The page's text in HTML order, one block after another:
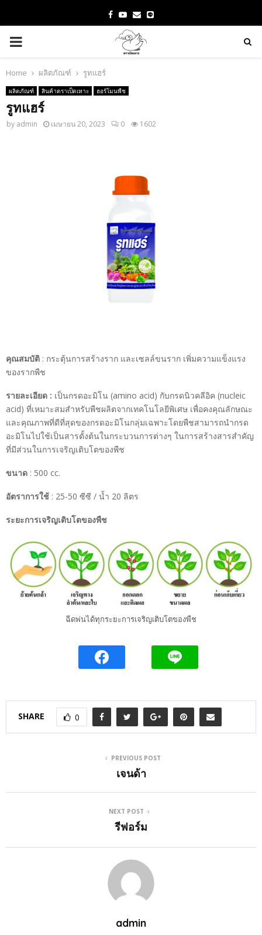
Facebook
Youtube
Email
PRIMARY
MENU
Home ผลิตภัณฑ์ รูทแฮร์
ผลิตภัณฑ์ สินค้าตราเป็ดเหาะ ฮอร์โมนพืช
รูทแฮร์
by admin เมษายน 20, 2023 0 1602
คุณสมบัติ : กระตุ้นการสร้างราก และเซลล์ขนราก เพิ่มความแข็งแรง
ของรากพืช
รายละเอียด : เป็นกรดอะมิโน (amino acid) กับกรดนิวคลีอิค (nucleic
acid) ที่เหมาะสมสำหรับพืชผลิตจากเทคโนโลยีพิเศษ เพื่อคงคุณลักษณะ
และคุณภาพที่ดีที่สุดของกรดอะมิโนกลุ่มเฉพาะโดยพืชสามารถนำกรด
อะมิโนไปใช้เป็นสารตั้งต้นในกระบวนการต่างๆ ในการสร้างสารสำคัญ
ที่มีส่วนในการเจริญเติบโตของพืช
ขนาด : 500 cc.
อัตราการใช้ : 25-50 ซีซี / น้ำ 20 ลิตร
ระยะการเจริญเติบโตของพืช
ฉีดพ่นได้ทุกระยะการเจริญเติบโตของพืช
SHARE 0
PREVIOUS POST
เจนด้า
NEXT POST
รีฟอร์ม
admin